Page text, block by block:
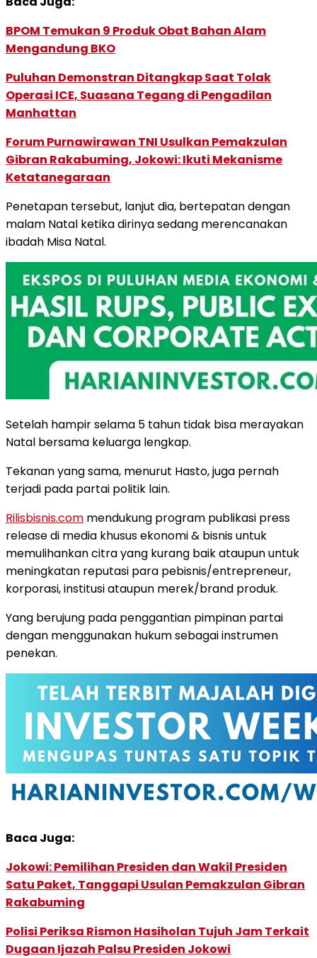
BPOM Temukan 9 Produk Obat Bahan Alam
Mengandung BKO
Puluhan Demonstran Ditangkap Saat Tolak
Operasi ICE, Suasana Tegang di Pengadilan
Manhattan
Forum Purnawirawan TNI Usulkan Pemakzulan
Gibran Rakabuming, Jokowi: Ikuti Mekanisme
Ketatanegaraan
Penetapan tersebut, lanjut dia, bertepatan dengan
malam Natal ketika dirinya sedang merencanakan
ibadah Misa Natal.
Setelah hampir selama 5 tahun tidak bisa merayakan
Natal bersama keluarga lengkap.
Tekanan yang sama, menurut Hasto, juga pernah
terjadi pada partai politik lain.
Rilisbisnis.com mendukung program publikasi press
release di media khusus ekonomi & bisnis untuk
memulihankan citra yang kurang baik ataupun untuk
meningkatan reputasi para pebisnis/entrepreneur,
korporasi, institusi ataupun merek/brand produk.
Yang berujung pada penggantian pimpinan partai
dengan menggunakan hukum sebagai instrumen
penekan.
Baca Juga:
Jokowi: Pemilihan Presiden dan Wakil Presiden
Satu Paket, Tanggapi Usulan Pemakzulan Gibran
Rakabuming
Polisi Periksa Rismon Hasiholan Tujuh Jam Terkait
Dugaan Ijazah Palsu Presiden Jokowi